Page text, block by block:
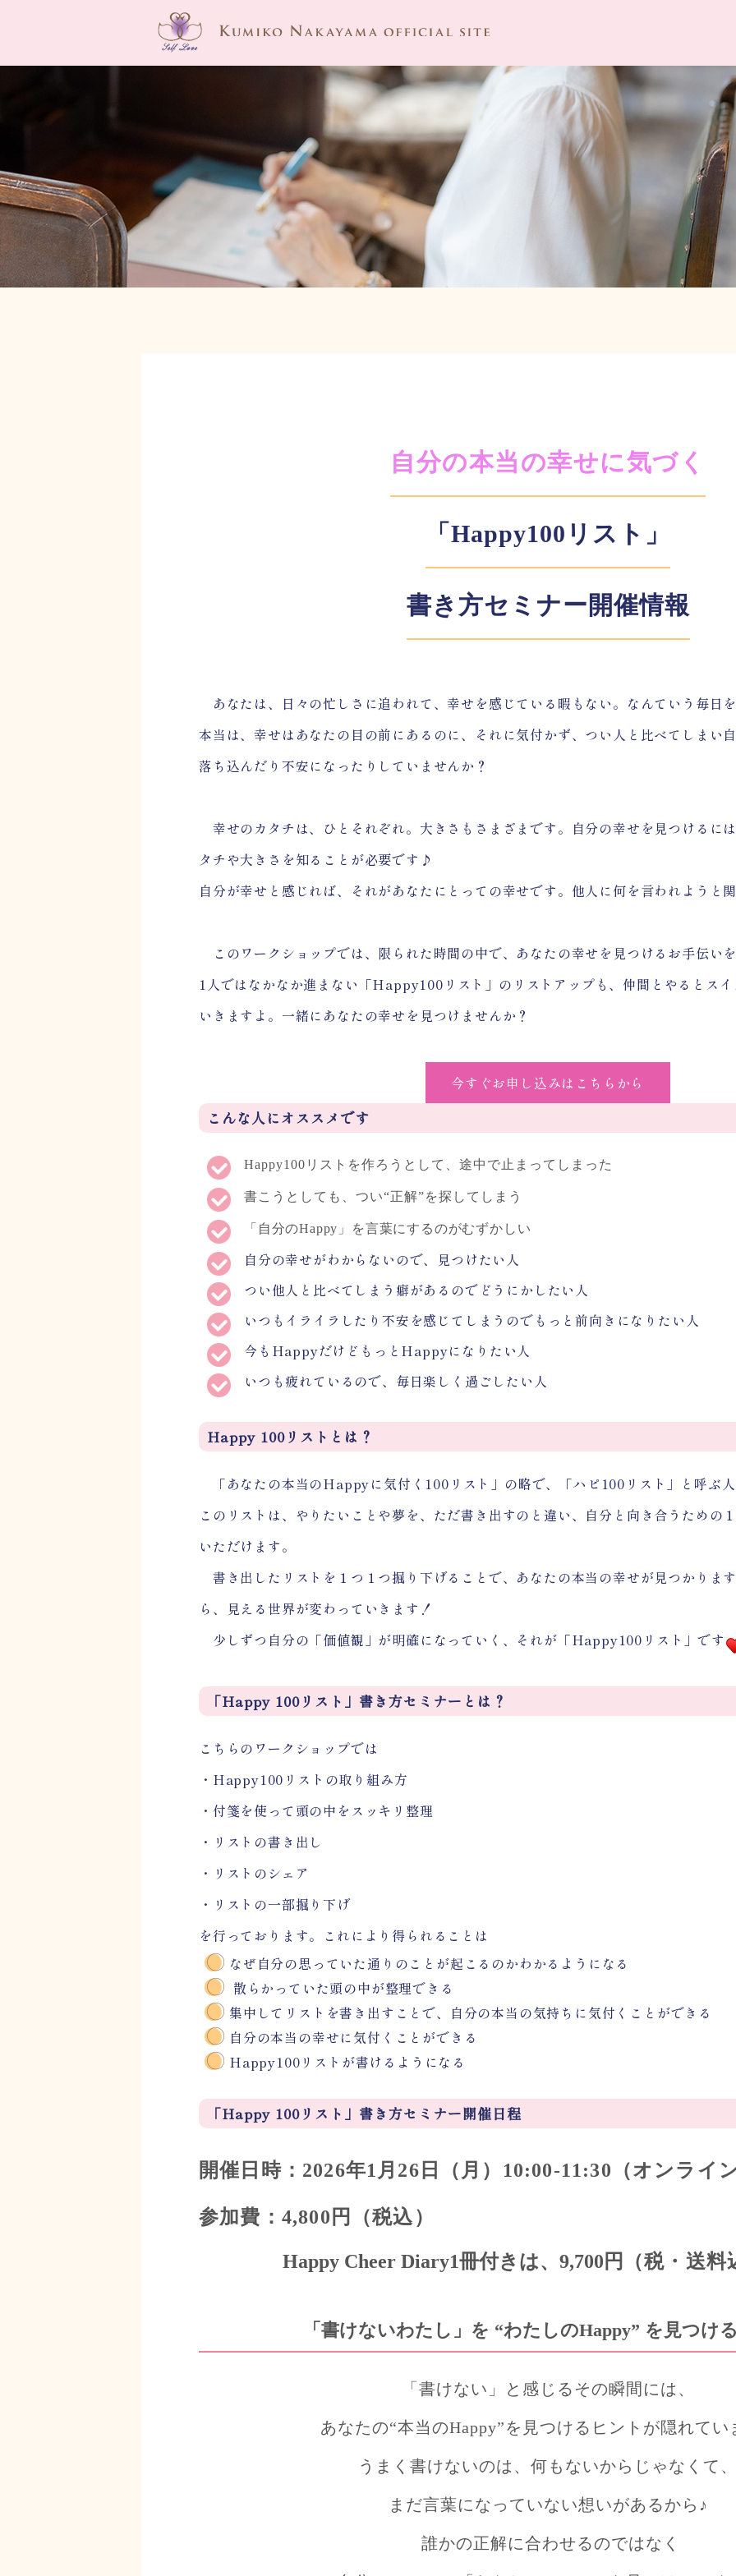
自分の本当の幸せに気づく
「Happy100リスト」
書き方セミナー開催情報
あなたは、日々の忙しさに追われて、幸せを感じている暇もない。なんていう毎日
本当は、幸せはあなたの目の前にあるのに、それに気付かず、つい人と比べてしまい
落ち込んだり不安になったりしていませんか？
幸せのカタチは、ひとそれぞれ。大きさもさまざまです。 自分の幸せを見つけるに
タチや大きさを知ることが必要です♪
自分が幸せと感じれば、それがあなたにとっての幸せです。他人に何を言われようと
このワークショップでは、限られた時間の中で、あなたの幸せを見つけるお手伝い
1人ではなかなか進まない「Happy100リスト」のリストアップも、仲間とやるとス
いきますよ。一緒にあなたの幸せを見つけませんか？
今すぐお申し込みはこちらから
こんな人にオススメです
Happy100リストを作ろうとして、途中で止まってしまった
書こうとしても、つい“正解”を探してしまう
「 自分のHappy」を言葉にするのがむずかしい
自分の幸せがわからないので、見つけたい人
つい他人と比べてしまう癖があるのでどうにかしたい人
いつもイライラしたり不安を感じてしまうのでもっと前向きになりたい人
今もHappyだけどもっとHappyになりたい人
いつも疲れているので、毎日楽しく過ごしたい人
Happy 100リストとは？
「あなたの本当のHappyに気付く100リスト」の略で、「ハピ100リスト」と呼ぶ
このリストは、やりたいことや夢を、ただ書き出すのと違い、自分と向き合うための
いただけます。
書き出したリストを１つ１つ掘り下げることで、あなたの本当の幸せが見つかりま
ら、見える世界が変わっていきます！
少しずつ自分の「価値観」が明確になっていく、それが「Happy100リスト」です
「Happy 100リスト」書き方セミナーとは？
こちらのワークショップでは
・Happy100リストの取り組み方
・付箋を使って頭の中をスッキリ整理
・リストの書き出し
・リストのシェア
・リストの一部掘り下げ
を行っております。これにより得られることは
なぜ自分の思っていた通りのことが起こるのかわかるようになる
散らかっていた頭の中が整理できる
集中してリストを書き出すことで、自分の本当の気持ちに気付くことができる
自分の本当の幸せに気付くことができる
Happy100リストが書けるようになる
「Happy 100リスト」書き方セミナー開催日程
開催日時：2026年1月26日（月）10:00-11:30（オンライ
参加費：4,800円（税込）
Happy Cheer Diary1冊付きは、9,700円 （税・送料
「書けないわたし」を “わたしのHappy” を見つけ
「 書けない」と感じるその瞬間には 、
あなたの“本当のHappy”を見つけるヒントが隠れてい
うまく書けないのは、何もないからじゃなくて
まだ言葉になっていない想いがあるから♪
誰かの正解に合わせるのではなく